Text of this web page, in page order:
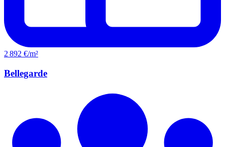
2 892 €/m²
Bellegarde